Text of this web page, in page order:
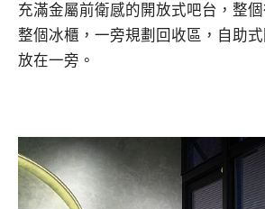
充滿金屬前衛感的開放式吧台，整
整個冰櫃，一旁規劃回收區，自助
放在一旁。